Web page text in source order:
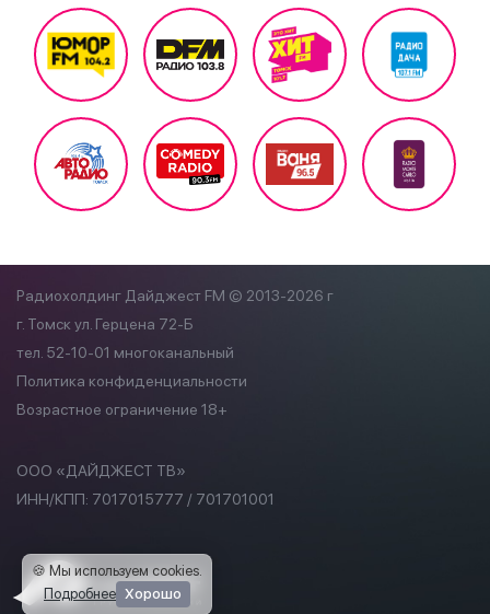
Радиохолдинг Дайджест FM © 2013-2026 г
г. Томск ул. Герцена 72-Б
тел. 52-10-01 многоканальный
Политика конфиденциальности
Возрастное ограничение 18+
ООО «ДАЙДЖЕСТ ТВ»
ИНН/КПП: 7017015777 / 701701001
🍪 Мы используем cookies.
Подробнее Хорошо